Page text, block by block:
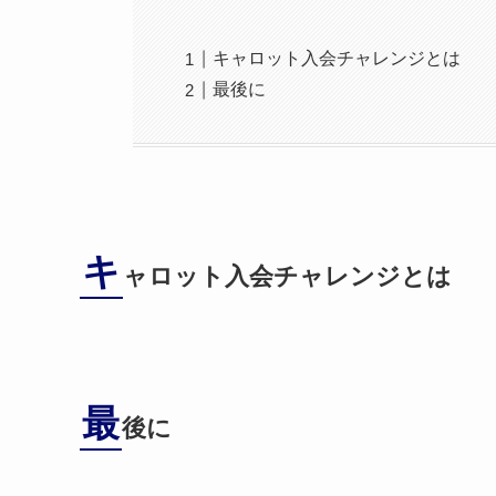
キャロット入会チャレンジとは
最後に
キ ャロット入会チャレンジとは
最後に